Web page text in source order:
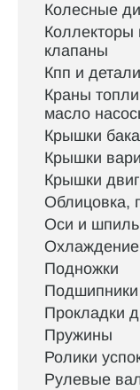
Колесные
Коллекторы
клапаны
Кпп и
Краны
масло
Крышки бака
Крышки
Крышки
Облицовка,
Оси и
Охлаждение
Подножки
Подшипники
Прокладки
Пружины
Ролики
Рулевые